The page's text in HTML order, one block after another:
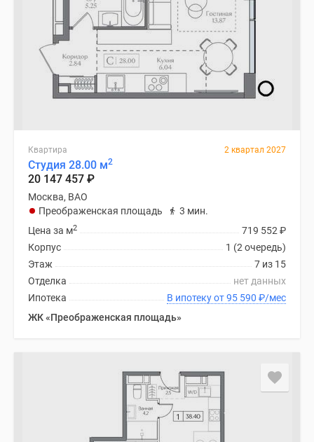
Квартира 2 квартал 2027
Студия 28.00 м2
20 147 457 ₽
Москва, ВАО
Преображенская площадь
3 мин.
719 552 ₽
Цена за м2
1 (2 очередь)
Корпус
7 из 15
Этаж
нет данных
Отделка
В ипотеку от 95 590 ₽/мес
Ипотека
ЖК «Преображенская площадь»